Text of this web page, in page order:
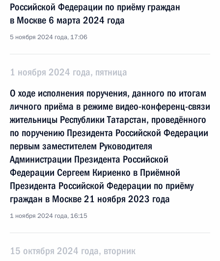
Российской Федерации по приёму граждан
в Москве 6 марта 2024 года
5 ноября 2024 года, 17:06
1 ноября 2024 года, пятница
О ходе исполнения поручения, данного по итогам
личного приёма в режиме видео-конференц-связи
жительницы Республики Татарстан, проведённого
по поручению Президента Российской Федерации
первым заместителем Руководителя
Администрации Президента Российской
Федерации Сергеем Кириенко в Приёмной
Президента Российской Федерации по приёму
граждан в Москве 21 ноября 2023 года
1 ноября 2024 года, 16:15
15 октября 2024 года, вторник